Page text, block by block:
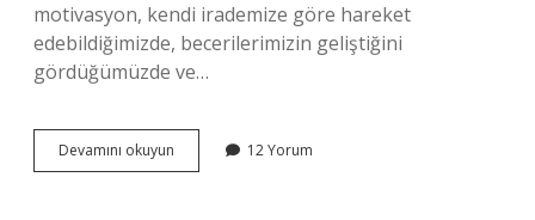
motivasyon, kendi irademize göre hareket
edebildiğimizde, becerilerimizin geliştiğini
gördüğümüzde ve…
Devamını okuyun Motivasyon
Süreci
12 Yorum